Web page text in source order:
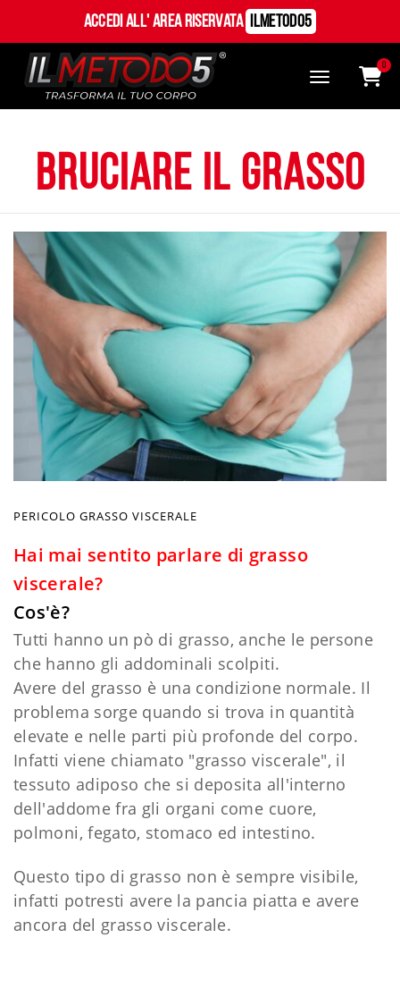
Accedi all' Area Riservata ILMetodo5
0
bruciare il grasso
PERICOLO GRASSO VISCERALE
Hai mai sentito parlare di grasso
viscerale?
Cos'è?
Tutti hanno un pò di grasso, anche le persone
che hanno gli addominali scolpiti.
Avere del grasso è una condizione normale. Il
problema sorge quando si trova in quantità
elevate e nelle parti più profonde del corpo.
Infatti viene chiamato "grasso viscerale", il
tessuto adiposo che si deposita all'interno
dell'addome fra gli organi come cuore,
polmoni, fegato, stomaco ed intestino.
Questo tipo di grasso non è sempre visibile,
infatti potresti avere la pancia piatta e avere
ancora del grasso viscerale.